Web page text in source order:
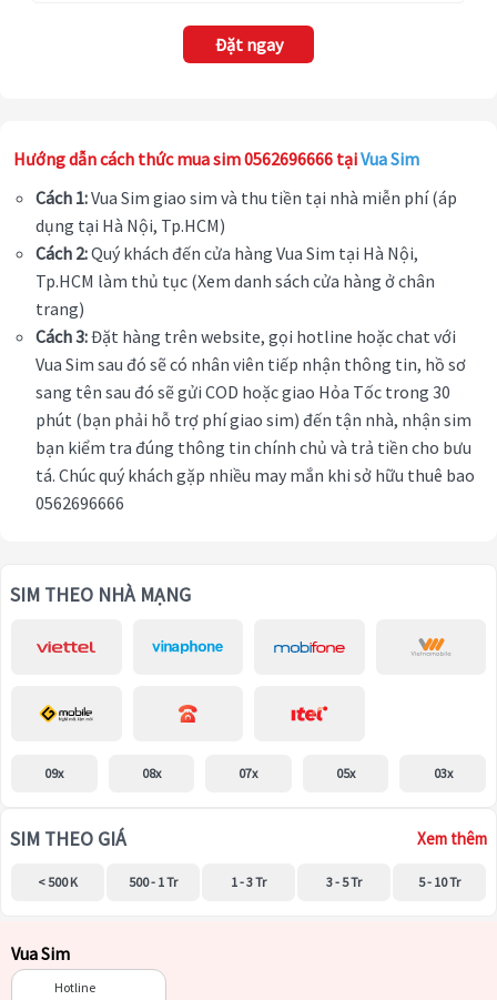
Đặt ngay
Hướng dẫn cách thức mua sim 0562696666 tạiVua Sim
Cách 1:Vua Sim giao sim và thu tiền tại nhà miễn phí (áp
dụng tại Hà Nội, Tp.HCM)
Cách 2:Quý khách đến cửa hàng Vua Sim tại Hà Nội,
Tp.HCM làm thủ tục (Xem danh sách cửa hàng ở chân
trang)
Cách 3:Đặt hàng trên website, gọi hotline hoặc chat với
Vua Sim sau đó sẽ có nhân viên tiếp nhận thông tin, hồ sơ
sang tên sau đó sẽ gửi COD hoặc giao Hỏa Tốc trong 30
phút (bạn phải hỗ trợ phí giao sim) đến tận nhà, nhận sim
bạn kiểm tra đúng thông tin chính chủ và trả tiền cho bưu
tá. Chúc quý khách gặp nhiều may mắn khi sở hữu thuê bao
0562696666
SIM THEO NHÀ MẠNG
09x 08x 07x 05x 03x
SIM THEO GIÁ Xem thêm
< 500 K 500 - 1 Tr 1 - 3 Tr 3 - 5 Tr 5 - 10 Tr
Vua Sim
Hotline